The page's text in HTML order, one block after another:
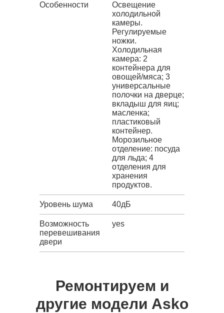
Особенности
Освещение
холодильной
камеры.
Регулируемые
ножки.
Холодильная
камера: 2
контейнера для
овощей/мяса; 3
универсальные
полочки на дверце;
вкладыш для яиц;
масленка;
пластиковый
контейнер.
Морозильное
отделение: посуда
для льда; 4
отделения для
хранения
продуктов.
Уровень шума 40дБ
Возможность
перевешивания
двери
yes
Ремонтируем и
другие модели Asko